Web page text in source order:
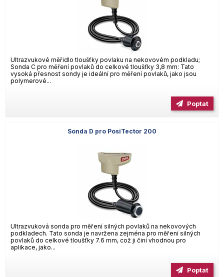
Ultrazvukové měřidlo tloušťky povlaku na nekovovém podkladu;
Sonda C pro měření povlaků do celkové tloušťky 3,8 mm: Tato
vysoká přesnost sondy je ideální pro měření povlaků, jako jsou
polymerové...
Poptat
Sonda D pro PosiTector 200
Ultrazvuková sonda pro měření silných povlaků na nekovových
podkladech. Tato sonda je navržena zejména pro měření silných
povlaků do celkové tloušťky 7.6 mm, což ji činí vhodnou pro
aplikace, jako...
Poptat